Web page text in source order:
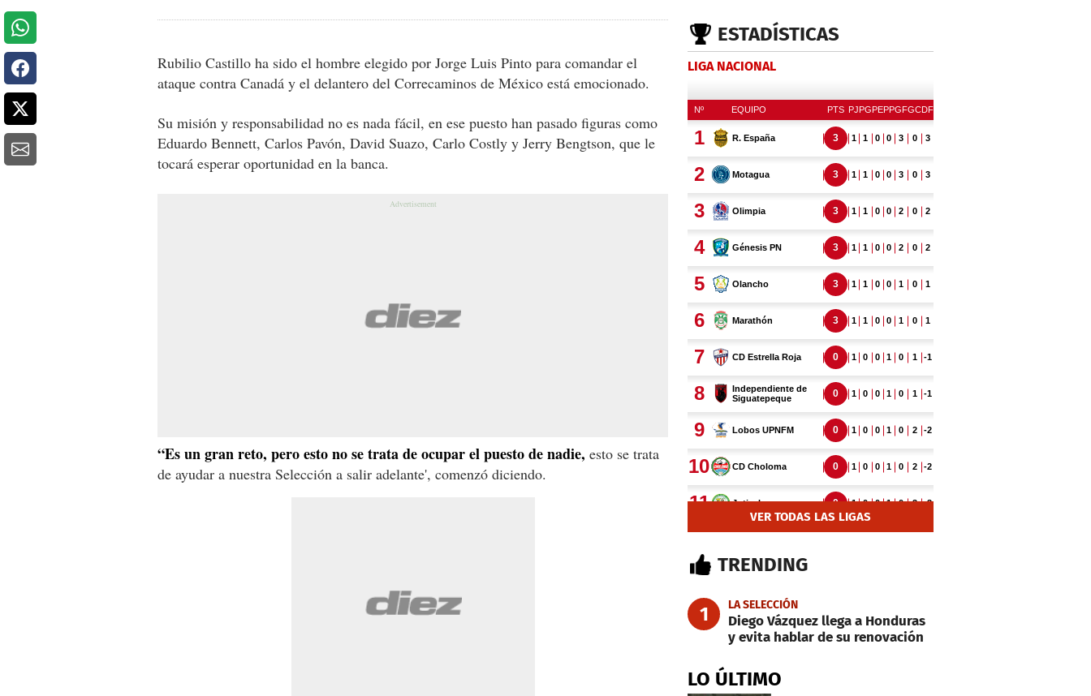
Rubilio Castillo ha sido el hombre elegido por Jorge Luis Pinto para comandar el
ataque contra Canadá y el delantero del Correcaminos de México está emocionado.
Su misión y responsabilidad no es nada fácil, en ese puesto han pasado figuras como
Eduardo Bennett, Carlos Pavón, David Suazo, Carlo Costly y Jerry Bengtson, que le
tocará esperar oportunidad en la banca.
“Es un gran reto, pero esto no se trata de ocupar el puesto de nadie, esto se trata
de ayudar a nuestra Selección a salir adelante', comenzó diciendo.
ESTADÍSTICAS
LIGA NACIONAL
VER TODAS LAS LIGAS
TRENDING
1 LA SELECCIÓN
Diego Vázquez llega a Honduras
y evita hablar de su renovación
LO ÚLTIMO